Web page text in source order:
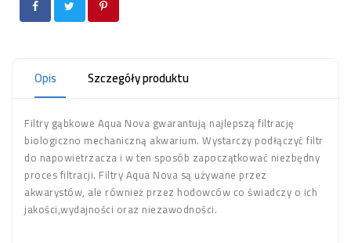
Opis Szczegóły produktu
Filtry gąbkowe Aqua Nova gwarantują najlepszą filtrację
biologiczno mechaniczną akwarium. Wystarczy podłączyć filtr
do napowietrzacza i w ten sposób zapoczątkować niezbędny
proces filtracji. Filtry Aqua Nova są używane przez
akwarystów, ale również przez hodowców co świadczy o ich
jakości,wydajności oraz niezawodności.